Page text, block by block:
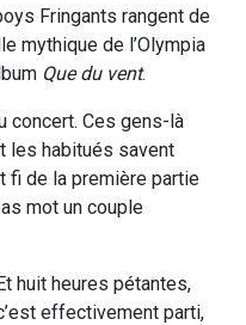
Fringants rangent de
mythique de l’Olympia
Que du vent.
concert. Ces gens-là
les habitués savent
fi de la première partie
mot un couple
huit heures pétantes,
effectivement parti,